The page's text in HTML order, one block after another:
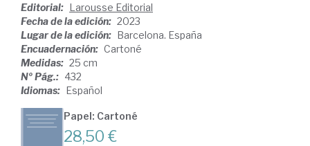
Editorial: Larousse Editorial
Fecha de la edición: 2023
Lugar de la edición: Barcelona. España
Encuadernación: Cartoné
Medidas: 25 cm
Nº Pág.: 432
Idiomas: Español
Papel: Cartoné
28,50 €